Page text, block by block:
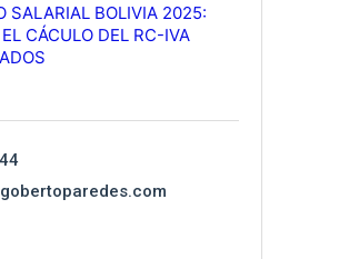
SALARIAL BOLIVIA 2025:
CÁCULO DEL RC-IVA